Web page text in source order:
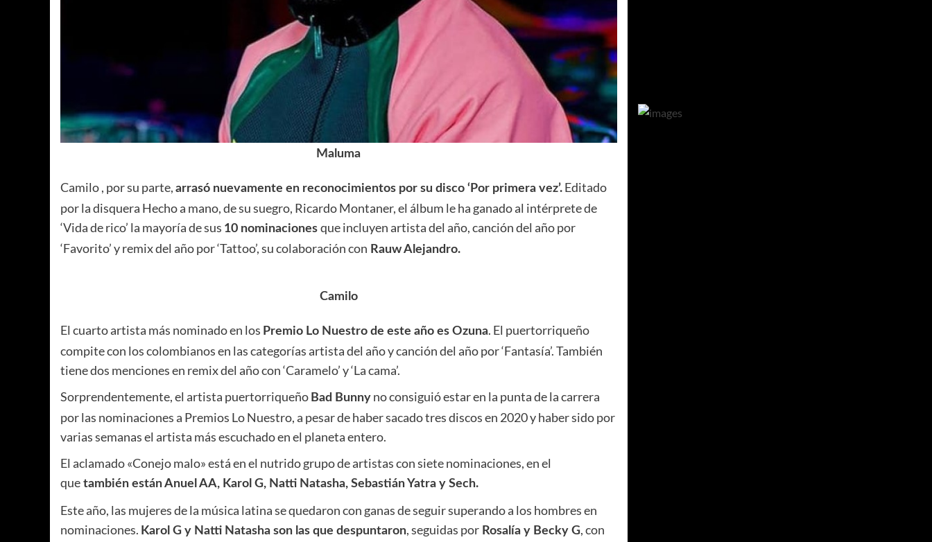
Maluma
Camilo , por su parte, arrasó nuevamente en reconocimientos por su disco ‘Por primera vez’. Editado
por la disquera Hecho a mano, de su suegro, Ricardo Montaner, el álbum le ha ganado al intérprete de
‘Vida de rico’ la mayoría de sus 10 nominaciones que incluyen artista del año, canción del año por
‘Favorito’ y remix del año por ‘Tattoo’, su colaboración con Rauw Alejandro.
Camilo
El cuarto artista más nominado en los Premio Lo Nuestro de este año es Ozuna. El puertorriqueño
compite con los colombianos en las categorías artista del año y canción del año por ‘Fantasía’. También
tiene dos menciones en remix del año con ‘Caramelo’ y ‘La cama’.
Sorprendentemente, el artista puertorriqueño Bad Bunny no consiguió estar en la punta de la carrera
por las nominaciones a Premios Lo Nuestro, a pesar de haber sacado tres discos en 2020 y haber sido por
varias semanas el artista más escuchado en el planeta entero.
El aclamado «Conejo malo» está en el nutrido grupo de artistas con siete nominaciones, en el
que también están Anuel AA, Karol G, Natti Natasha, Sebastián Yatra y Sech.
Este año, las mujeres de la música latina se quedaron con ganas de seguir superando a los hombres en
nominaciones. Karol G y Natti Natasha son las que despuntaron, seguidas por Rosalía y Becky G, con